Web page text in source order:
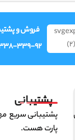
فروش و
339-92
پشتیبانی
پشتیبانی سریع
پارت هست.